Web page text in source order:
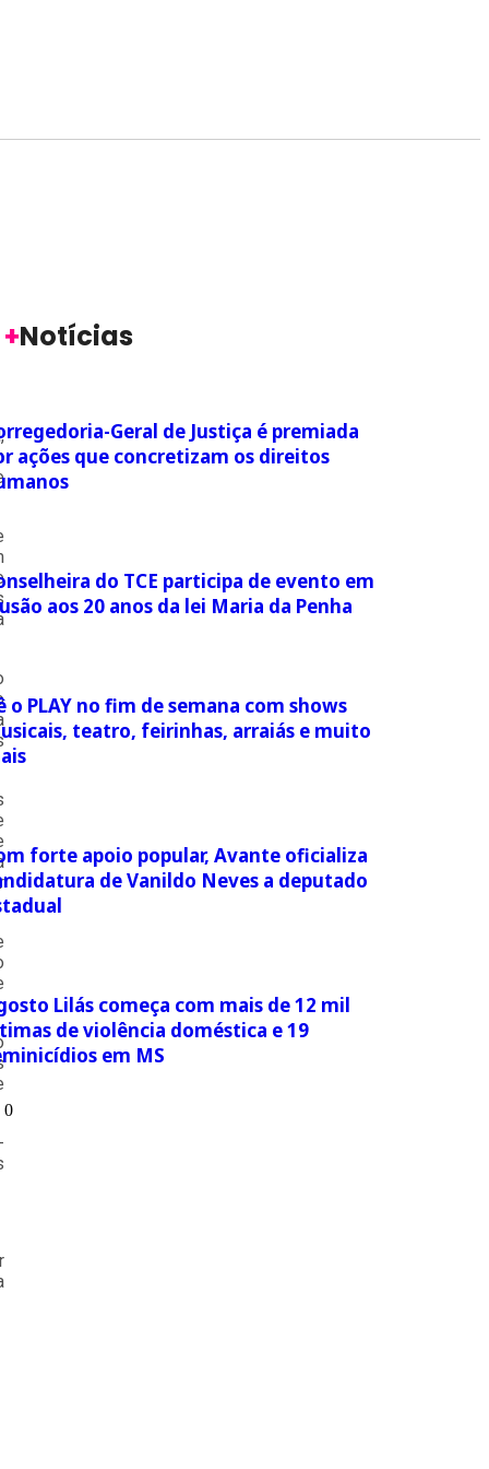
+Notícias
Geral de Justiça é premiada
ações que concretizam os direitos
do TCE participa de evento em
aos 20 anos da lei Maria da Penha
o PLAY no fim de semana com shows
teatro, feirinhas, arraiás e muito
forte apoio popular, Avante oficializa
de Vanildo Neves a deputado
Lilás começa com mais de 12 mil
de violência doméstica e 19
em MS